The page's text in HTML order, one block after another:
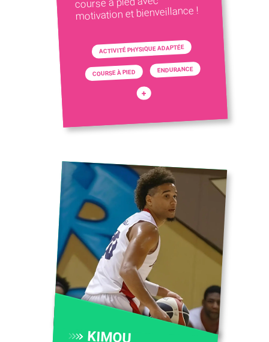
motivation et bienveillance !
ACTIVITÉ PHYSIQUE ADAPTÉE
COURSE À PIED ENDURANCE
+
KIMOU